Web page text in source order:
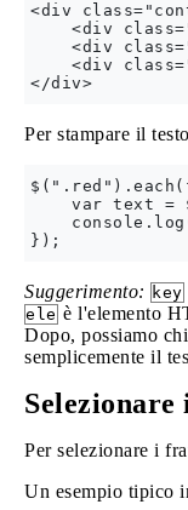
<div
<div
<div
<div
Per stampare il
var text =
Suggerimento: key
ele è l'elemento
Dopo, possiamo
semplicemente il
Per selezionare i
Un esempio tipico